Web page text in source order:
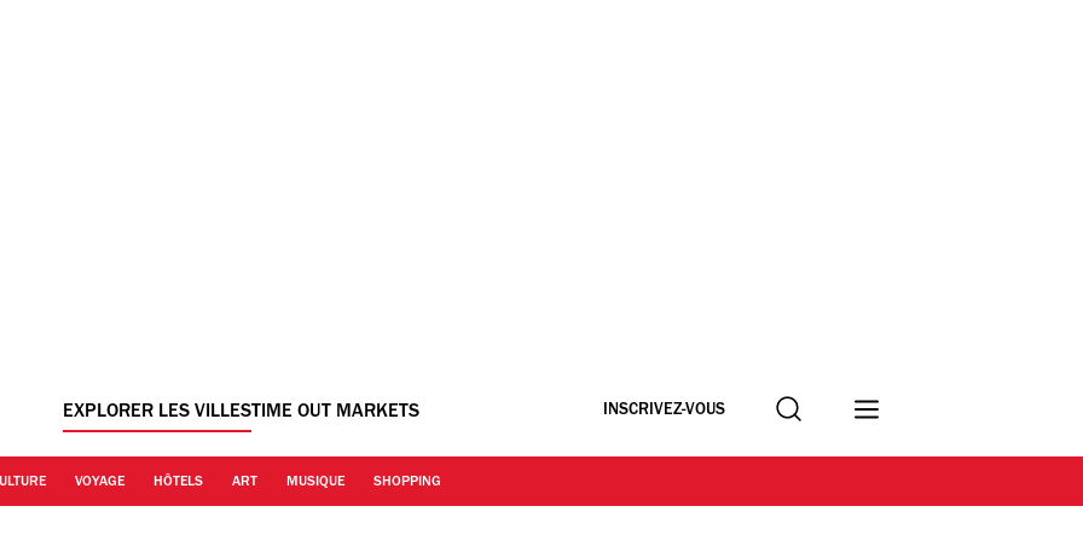
EXPLORER LES VILLESTIME OUT MARKETS INSCRIVEZ-VOUS Recherche
VOYAGE HÔTELS ART MUSIQUE SHOPPING